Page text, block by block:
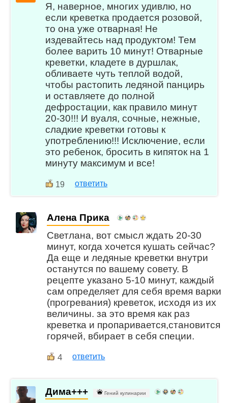
Я, наверное, многих удивлю, но
если креветка продается розовой,
то она уже отварная! Не
издевайтесь над продуктом! Тем
более варить 10 минут! Отварные
креветки, кладете в дуршлак,
обливаете чуть теплой водой,
чтобы растопить ледяной панцирь
и оставляете до полной
дефростации, как правило минут
20-30!!! И вуаля, сочные, нежные,
сладкие креветки готовы к
употреблению!!! Исключение, если
это ребенок, бросить в кипяток на 1
минуту максимум и все!
19 ответить
Алена Прика
Светлана, вот смысл ждать 20-30
минут, когда хочется кушать сейчас?
Да еще и ледяные креветки внутри
останутся по вашему совету. В
рецепте указано 5-10 минут, каждый
сам определяет для себя время варки
(прогревания) креветок, исходя из их
величины. за это время как раз
креветка и пропаривается,становится
горячей, вбирает в себя специи.
4 ответить
Дима+++ Гений кулинарии